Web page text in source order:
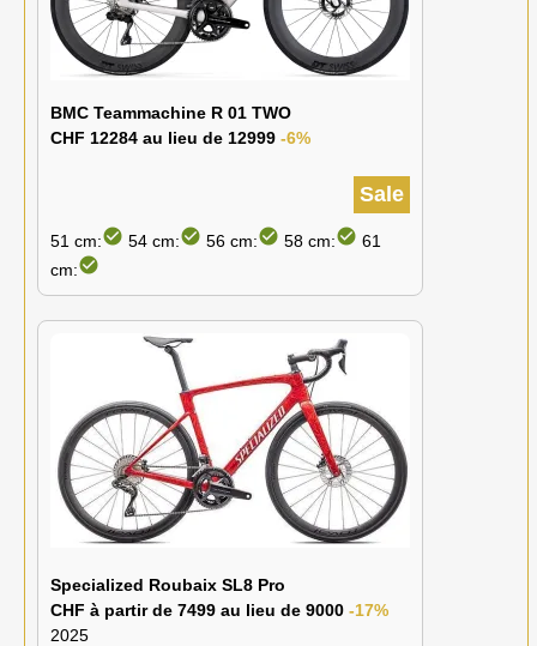
BMC Teammachine R 01 TWO
CHF 12284 au lieu de 12999 -6%
Sale
51 cm:check_circle 54 cm:check_circle 56 cm:check_circle 58 cm:check_circle 61
cm:check_circle
Specialized Roubaix SL8 Pro
CHF à partir de 7499 au lieu de 9000 -17%
2025